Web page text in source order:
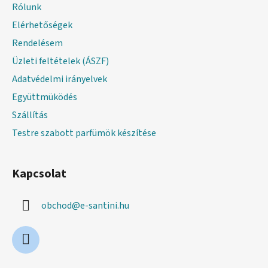
Rólunk
Elérhetőségek
Rendelésem
Üzleti feltételek (ÁSZF)
Adatvédelmi irányelvek
Együttmüködés
Szállítás
Testre szabott parfümök készítése
Kapcsolat
obchod@e-santini.hu